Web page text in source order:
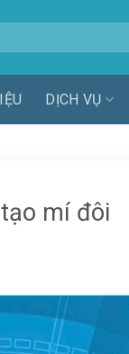
DỊCH VỤ
mí đôi